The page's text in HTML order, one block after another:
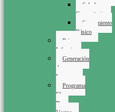
Salud
Comunitaria
Saneamiento
Básico
Primera
Infancia
Generación
de
Ingresos
Programa
El
Buen